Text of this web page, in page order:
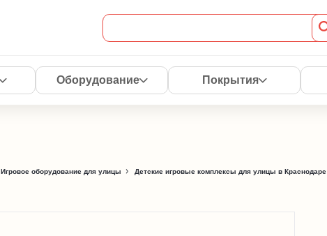
Оборудование Покрытия
Игровое оборудование для улицы Детские игровые комплексы для улицы в Краснодаре